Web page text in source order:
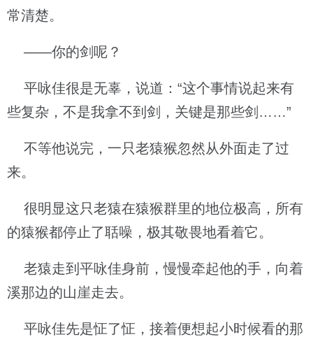
常清楚。
——你的剑呢？
平咏佳很是无辜，说道：“这个事情说起来有
些复杂，不是我拿不到剑，关键是那些剑……”
不等他说完，一只老猿猴忽然从外面走了过
来。
很明显这只老猿在猿猴群里的地位极高，所有
的猿猴都停止了聒噪，极其敬畏地看着它。
老猿走到平咏佳身前，慢慢牵起他的手，向着
溪那边的山崖走去。
平咏佳先是怔了怔，接着便想起小时候看的那